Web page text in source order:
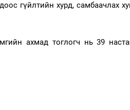
гүйлтийн хурд, самбаачлах
ахмад тоглогч нь 39